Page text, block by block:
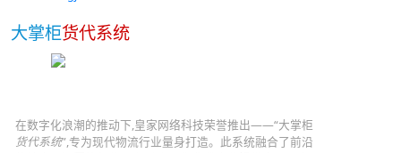
大掌柜货代系统
在数字化浪潮的推动下,皇家网络科技荣誉推出——“大掌柜
货代系统”,专为现代物流行业量身打造。此系统融合了前沿